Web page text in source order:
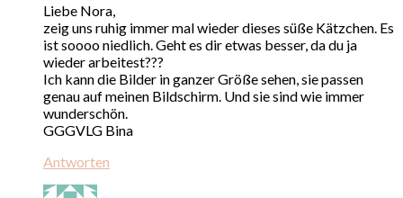
Liebe Nora,
zeig uns ruhig immer mal wieder dieses süße Kätzchen. Es
ist soooo niedlich. Geht es dir etwas besser, da du ja
wieder arbeitest???
Ich kann die Bilder in ganzer Größe sehen, sie passen
genau auf meinen Bildschirm. Und sie sind wie immer
wunderschön.
GGGVLG Bina
Antworten